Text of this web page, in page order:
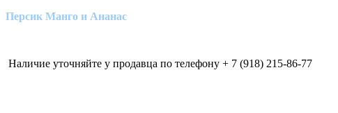
Персик Манго и Ананас
Наличие уточняйте у продавца по телефону + 7 (918) 215-86-77